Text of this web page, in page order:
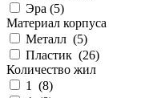
Эра (5)
Материал корпуса
Металл (5)
Пластик (26)
Количество жил
1 (8)